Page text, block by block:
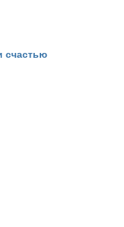
счастью